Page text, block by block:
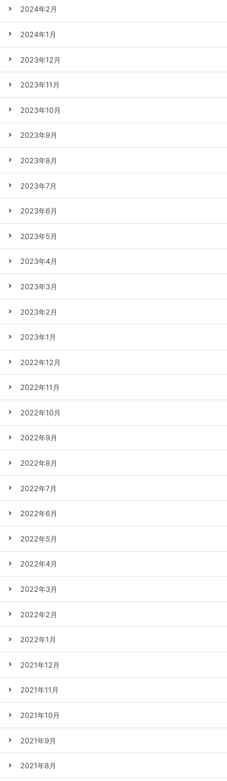
2024年2月
2024年1月
2023年12月
2023年11月
2023年10月
2023年9月
2023年8月
2023年7月
2023年6月
2023年5月
2023年4月
2023年3月
2023年2月
2023年1月
2022年12月
2022年11月
2022年10月
2022年9月
2022年8月
2022年7月
2022年6月
2022年5月
2022年4月
2022年3月
2022年2月
2022年1月
2021年12月
2021年11月
2021年10月
2021年9月
2021年8月